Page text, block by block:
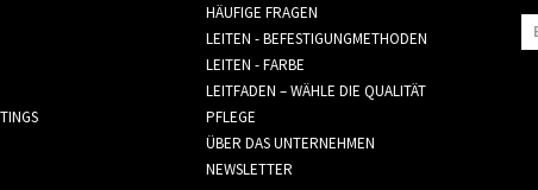
HÄUFIGE FRAGEN
LEITEN - BEFESTIGUNGMETHODEN
LEITEN - FARBE
LEITFADEN – WÄHLE DIE QUALITÄT
PFLEGE
ÜBER DAS UNTERNEHMEN
NEWSLETTER